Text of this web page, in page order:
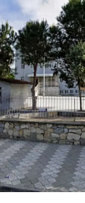
Trabzon
Tunceli
Uşak
Van
Yozgat
Aksaray